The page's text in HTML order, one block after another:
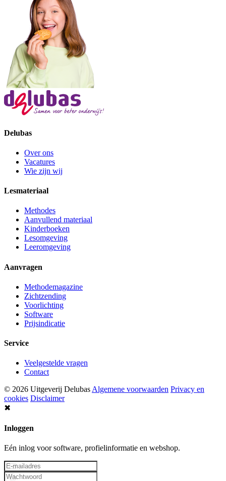
Delubas
Over ons
Vacatures
Wie zijn wij
Lesmateriaal
Methodes
Aanvullend materiaal
Kinderboeken
Lesomgeving
Leeromgeving
Aanvragen
Methodemagazine
Zichtzending
Voorlichting
Software
Prijsindicatie
Service
Veelgestelde vragen
Contact
© 2026 Uitgeverij DelubasAlgemene voorwaarden Privacy en
cookies Disclaimer
✖
Inloggen
Eén inlog voor software, profielinformatie en webshop.